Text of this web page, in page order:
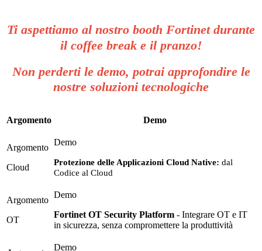
Ti aspettiamo al nostro booth Fortinet durante
il coffee break e il pranzo!
Non perderti le demo, potrai approfondire le
nostre soluzioni tecnologiche
Argomento Demo
Cloud Protezione delle Applicazioni Cloud Native: dal
Codice al Cloud
OT
Fortinet OT Security Platform - Integrare OT e IT
in sicurezza, senza compromettere la produttività